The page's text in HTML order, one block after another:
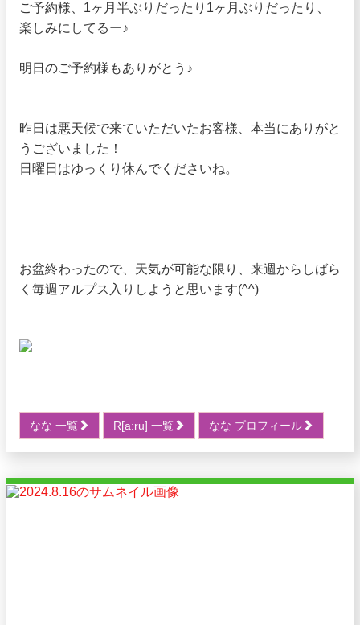
ご予約様、1ヶ月半ぶりだったり1ヶ月ぶりだったり、
楽しみにしてるー♪
明日のご予約様もありがとう♪
昨日は悪天候で来ていただいたお客様、本当にありがと
うございました！
日曜日はゆっくり休んでくださいね。
お盆終わったので、天気が可能な限り、来週からしばら
く毎週アルプス入りしようと思います(^^)
なな 一覧 R[a:ru] 一覧 なな プロフィール